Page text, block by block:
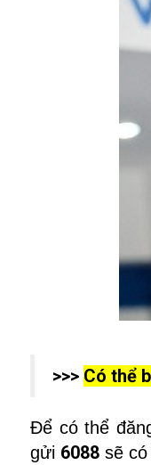
>>> Có thể
Để có thể
gửi 6088 sẽ